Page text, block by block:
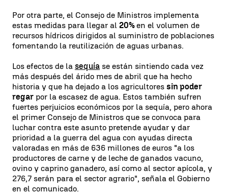
Por otra parte, el Consejo de Ministros implementa
estas medidas para llegar al 20%en el volumen de
recursos hídricos dirigidos al suministro de poblaciones
fomentando la reutilización de aguas urbanas.
Los efectos de la sequía se están sintiendo cada vez
más después del árido mes de abril que ha hecho
historia y que ha dejado a los agricultores sin poder
regar por la escasez de agua. Estos también sufren
fuertes perjuicios económicos por la sequía, pero ahora
el primer Consejo de Ministros que se convoca para
luchar contra este asunto pretende ayudar y dar
prioridad a la guerra del agua con ayudas directa
valoradas en más de 636 millones de euros "a los
productores de carne y de leche de ganados vacuno,
ovino y caprino ganadero, así como al sector apícola, y
276,7 serán para el sector agrario", señala el Gobierno
en el comunicado.